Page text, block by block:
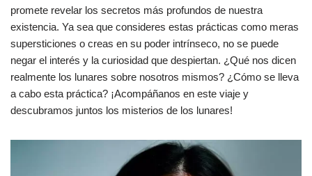
promete revelar los secretos más profundos de nuestra
existencia. Ya sea que consideres estas prácticas como meras
supersticiones o creas en su poder intrínseco, no se puede
negar el interés y la curiosidad que despiertan. ¿Qué nos dicen
realmente los lunares sobre nosotros mismos? ¿Cómo se lleva
a cabo esta práctica? ¡Acompáñanos en este viaje y
descubramos juntos los misterios de los lunares!